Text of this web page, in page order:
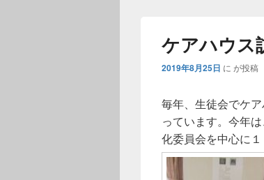
ケアハウス
2019年8月25日 に が投稿
毎年、生徒会でケ
っています。今年
化委員会を中心に